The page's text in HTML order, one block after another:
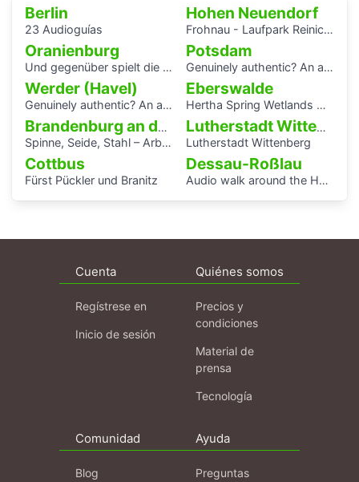
Berlin
23 Audioguías
Hohen Neuendorf
Frohnau - Laufpark Reinickendorf
Oranienburg
Und gegenüber spielt die Blaskapelle
Potsdam
Genuinely authentic? An audio walk through the centre of Potsdam
Werder (Havel)
Genuinely authentic? An audio walk through the centre of Potsdam
Eberswalde
Hertha Spring Wetlands Hike
Brandenburg an der Havel
Spinne, Seide, Stahl – Arbeit und Kunst in Brandenburg.
Lutherstadt Wittenberg
Lutherstadt Wittenberg
Cottbus
Fürst Pückler und Branitz
Dessau-Roßlau
Audio walk around the Houses with Balcony Access of the Bauhaus settlement
Cuenta
Regístrese en
Inicio de sesión
Quiénes somos
Precios y
condiciones
Material de
prensa
Tecnología
Comunidad
Blog
Ayuda
Preguntas